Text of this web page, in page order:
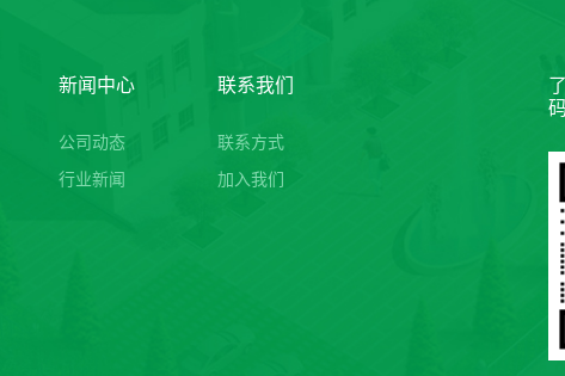
新闻中心
公司动态
行业新闻
联系我们
联系方式
加入我们